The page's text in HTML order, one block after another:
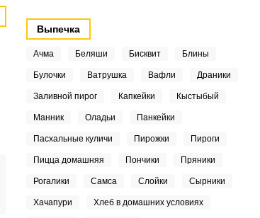
Выпечка
Ачма Беляши Бисквит Блины
Булочки Ватрушка Вафли Драники
Заливной пирог Капкейки Кыстыбый
Манник Оладьи Панкейки
Пасхальные куличи Пирожки Пироги
Пицца домашняя Пончики Пряники
Рогалики Самса Слойки Сырники
Хачапури Хлеб в домашних условиях